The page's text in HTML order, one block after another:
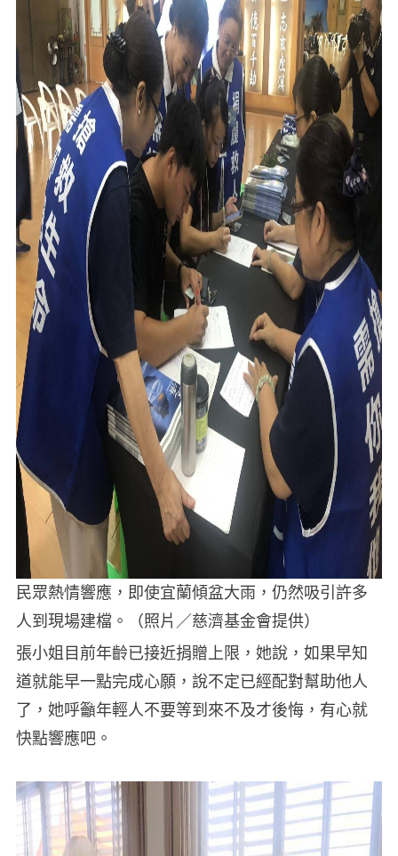
民眾熱情響應，即使宜蘭傾盆大雨，仍然吸引許多
人到現場建檔。（照片／慈濟基金會提供）
張小姐目前年齡已接近捐贈上限，她說，如果早知
道就能早一點完成心願，說不定已經配對幫助他人
了，她呼籲年輕人不要等到來不及才後悔，有心就
快點響應吧。